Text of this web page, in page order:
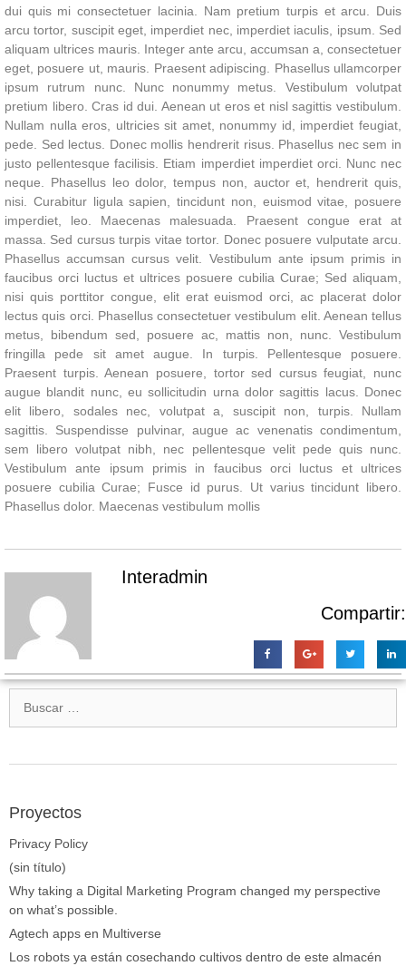
dui quis mi consectetuer lacinia. Nam pretium turpis et arcu. Duis
arcu tortor, suscipit eget, imperdiet nec, imperdiet iaculis, ipsum. Sed
aliquam ultrices mauris. Integer ante arcu, accumsan a, consectetuer
eget, posuere ut, mauris. Praesent adipiscing. Phasellus ullamcorper
ipsum rutrum nunc. Nunc nonummy metus. Vestibulum volutpat
pretium libero. Cras id dui. Aenean ut eros et nisl sagittis vestibulum.
Nullam nulla eros, ultricies sit amet, nonummy id, imperdiet feugiat,
pede. Sed lectus. Donec mollis hendrerit risus. Phasellus nec sem in
justo pellentesque facilisis. Etiam imperdiet imperdiet orci. Nunc nec
neque. Phasellus leo dolor, tempus non, auctor et, hendrerit quis,
nisi. Curabitur ligula sapien, tincidunt non, euismod vitae, posuere
imperdiet, leo. Maecenas malesuada. Praesent congue erat at
massa. Sed cursus turpis vitae tortor. Donec posuere vulputate arcu.
Phasellus accumsan cursus velit. Vestibulum ante ipsum primis in
faucibus orci luctus et ultrices posuere cubilia Curae; Sed aliquam,
nisi quis porttitor congue, elit erat euismod orci, ac placerat dolor
lectus quis orci. Phasellus consectetuer vestibulum elit. Aenean tellus
metus, bibendum sed, posuere ac, mattis non, nunc. Vestibulum
fringilla pede sit amet augue. In turpis. Pellentesque posuere.
Praesent turpis. Aenean posuere, tortor sed cursus feugiat, nunc
augue blandit nunc, eu sollicitudin urna dolor sagittis lacus. Donec
elit libero, sodales nec, volutpat a, suscipit non, turpis. Nullam
sagittis. Suspendisse pulvinar, augue ac venenatis condimentum,
sem libero volutpat nibh, nec pellentesque velit pede quis nunc.
Vestibulum ante ipsum primis in faucibus orci luctus et ultrices
posuere cubilia Curae; Fusce id purus. Ut varius tincidunt libero.
Phasellus dolor. Maecenas vestibulum mollis
Interadmin
Compartir:
Proyectos
Privacy Policy
(sin título)
Why taking a Digital Marketing Program changed my perspective
on what’s possible.
Agtech apps en Multiverse
Los robots ya están cosechando cultivos dentro de este almacén